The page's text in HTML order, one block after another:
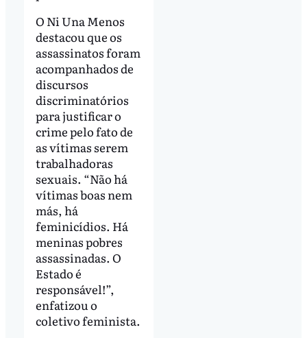
O Ni Una Menos
destacou que os
assassinatos foram
acompanhados de
discursos
discriminatórios
para justificar o
crime pelo fato de
as vítimas serem
trabalhadoras
sexuais. “Não há
vítimas boas nem
más, há
feminicídios. Há
meninas pobres
assassinadas. O
Estado é
responsável!”,
enfatizou o
coletivo feminista.